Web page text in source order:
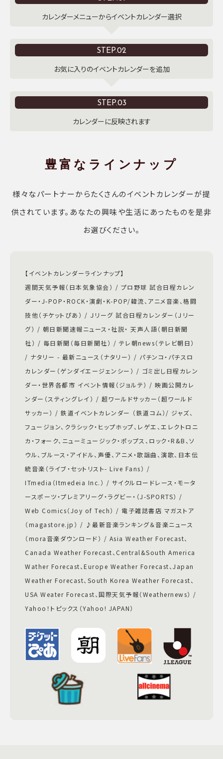
カレンダーメニューからイベントカレンダー選択
STEP.02
お気に入りのイベントカレンダーを追加
STEP.03
カレンダーに反映されます
豊富なラインナップ
様々なパートナーからたくさんのイベントカレンダーが提
供されています。あなたの興味や生活にあったものを是非
お選びください。
【イベントカレンダーラインナップ】
週間天気予報（日本気象協会） / プロ野球 試合日程カレン
ダー・J-POP・ROCK・演劇・K-POP/韓流、アニメ音楽、格闘
技他（チケットぴあ） / Ｊリーグ 試合日程カレンダー（Ｊリー
グ） / 朝日新聞速報ニュース・社説・ 天声人語（朝日新聞
社） / 毎日新聞（毎日新聞社） / テレ朝news（テレビ朝日）
/ ナタリー - 最新ニュース（ナタリー） / パチンコ・パチスロ
カレンダー（ゲンダイエージェンシー） / ゴミ出し日程カレン
ダー・世界各都市 イベント情報（ジョルテ） / 映画公開カレ
ンダー（スティングレイ） / 超ワールドサッカー（超ワールド
サッカー） / 鉄道イベントカレンダー （鉄道コム）/ ジャズ、
フュージョン、クラシック・ヒップホップ、レゲエ、エレクトロニ
カ・フォーク、ニューミュージック・ポップス、ロック・R&B、ソ
ウル、ブルース・アイドル、声優、アニメ・歌謡曲、演歌、日本伝
統音楽（ライブ・セットリスト- Live Fans） /
ITmedia（Itmedeia Inc.） / サイクルロードレース・モータ
ースポーツ・プレミアリーグ・ラグビー・（J-SPORTS） /
Web Comics（Joy of Tech） / 電子雑誌書店 マガストア
（magastore.jp） / ♪最新音楽ランキング＆音楽ニュース
（mora音楽ダウンロード） / Asia Weather Forecast、
Canada Weather Forecast、Central&South America
Wather Forecast、Europe Weather Forecast、Japan
Weather Forecast、South Korea Weather Forecast、
USA Weater Forecast、国際天気予報（Weathernews） /
Yahoo！トピックス（Yahoo! JAPAN）